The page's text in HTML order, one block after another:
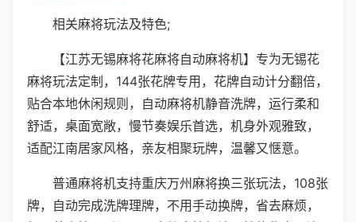
相关麻将玩法及特色;
【江苏无锡麻将花麻将自动麻将机】专为无锡花
麻将玩法定制，144张花牌专用，花牌自动计分翻倍，
贴合本地休闲规则，自动麻将机静音洗牌，运行柔和
舒适，桌面宽敞，慢节奏娱乐首选，机身外观雅致，
适配江南居家风格，亲友相聚玩牌，温馨又惬意。
普通麻将机支持重庆万州麻将换三张玩法，108张
牌，自动完成洗牌理牌，不用手动换牌，省去麻烦，